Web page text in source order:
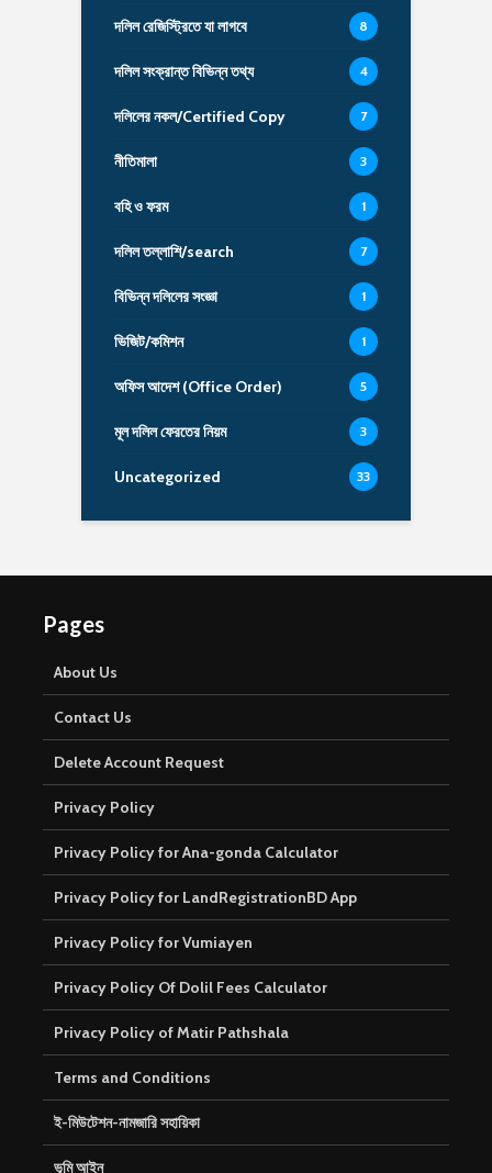
দলিল রেজিস্ট্রিতে যা লাগবে 8
দলিল সংক্রান্ত বিভিন্ন তথ্য 4
দলিলের নকল/Certified Copy 7
নীতিমালা 3
বহি ও ফরম 1
দলিল তল্লাশি/search 7
বিভিন্ন দলিলের সংজ্ঞা 1
ভিজিট/কমিশন 1
অফিস আদেশ (Office Order) 5
মূল দলিল ফেরতের নিয়ম 3
Uncategorized 33
Pages
About Us
Contact Us
Delete Account Request
Privacy Policy
Privacy Policy for Ana-gonda Calculator
Privacy Policy for LandRegistrationBD App
Privacy Policy for Vumiayen
Privacy Policy Of Dolil Fees Calculator
Privacy Policy of Matir Pathshala
Terms and Conditions
ই-মিউটেশন-নামজারি সহায়িকা
ভূমি আইন